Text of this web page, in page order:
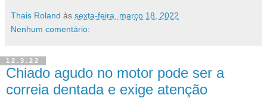
Thais Roland às sexta-feira, março 18, 2022
Nenhum comentário:
12.3.22
Chiado agudo no motor pode ser a
correia dentada e exige atenção